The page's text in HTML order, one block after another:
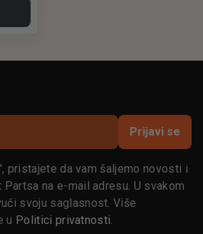
Prijavi se
pristajete da vam šaljemo novosti i
na e-mail adresu. U svakom
svoju saglasnost. Više
u Politici privatnosti.